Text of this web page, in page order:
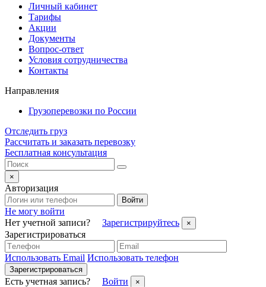
Личный кабинет
Тарифы
Акции
Документы
Вопрос-ответ
Условия сотрудничества
Контакты
Направления
Грузоперевозки по России
Отследить груз
Рассчитать и заказать перевозку
Бесплатная консультация
×
Авторизация
Войти
Не могу войти
Нет учетной записи?
Зарегистрируйтесь ×
Зарегистрироваться
Использовать Email Использовать телефон
Зарегистрироваться
Есть учетная запись? Войти ×